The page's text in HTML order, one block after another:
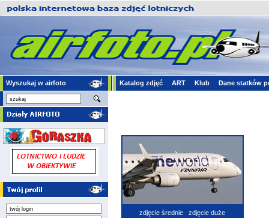
Wyszukaj w airfoto Katalog zdjęć ART Klub Dane statków
zdjęcie średnie zdjęcie duże